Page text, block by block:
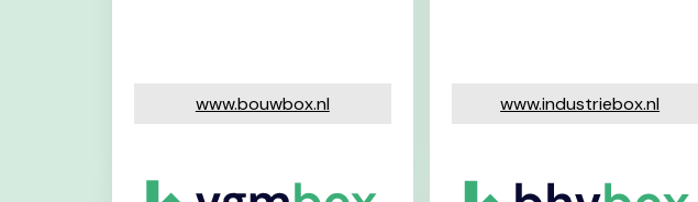
www.bouwbox.nl www.industriebox.nl